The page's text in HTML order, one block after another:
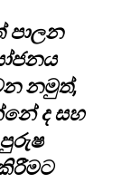
පාලන
නමුත්,
ද සහ